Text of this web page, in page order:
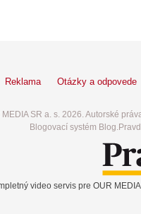
Reklama Otázky a odpovede
SR a. s. 2026. Autorské
Blogovací systém
video servis pre OUR